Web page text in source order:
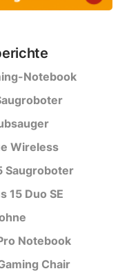
Notebook
Wireless
Saugroboter
15 Duo SE
Notebook
Chair